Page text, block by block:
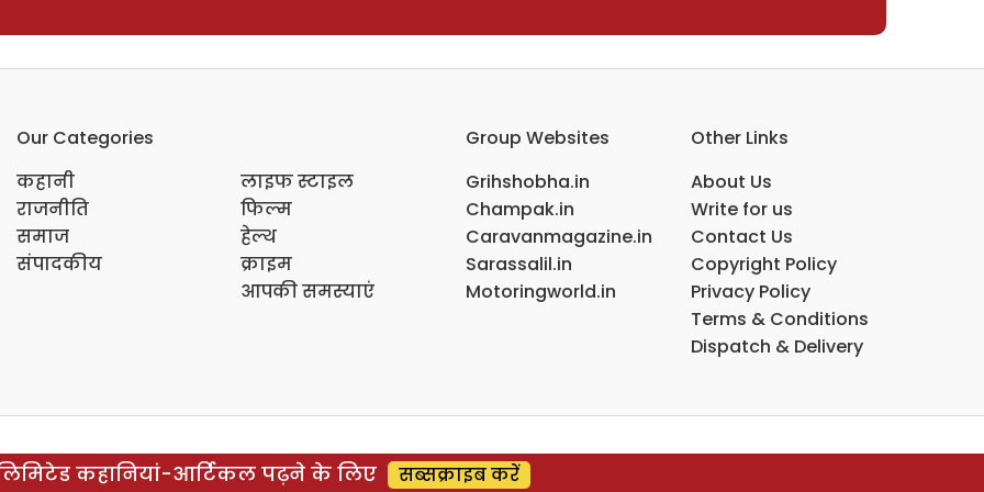
Our Categories
कहानी
राजनीति
समाज
संपादकीय
लाइफ स्टाइल
फिल्म
हेल्थ
क्राइम
आपकी समस्याएं
Group Websites
Grihshobha.in
Champak.in
Caravanmagazine.in
Sarassalil.in
Motoringworld.in
Other Links
About Us
Write for us
Contact Us
Copyright Policy
Privacy Policy
Terms & Conditions
Dispatch & Delivery
कहानियां-आर्टिकल पढ़ने के लिए सब्सक्राइब करें